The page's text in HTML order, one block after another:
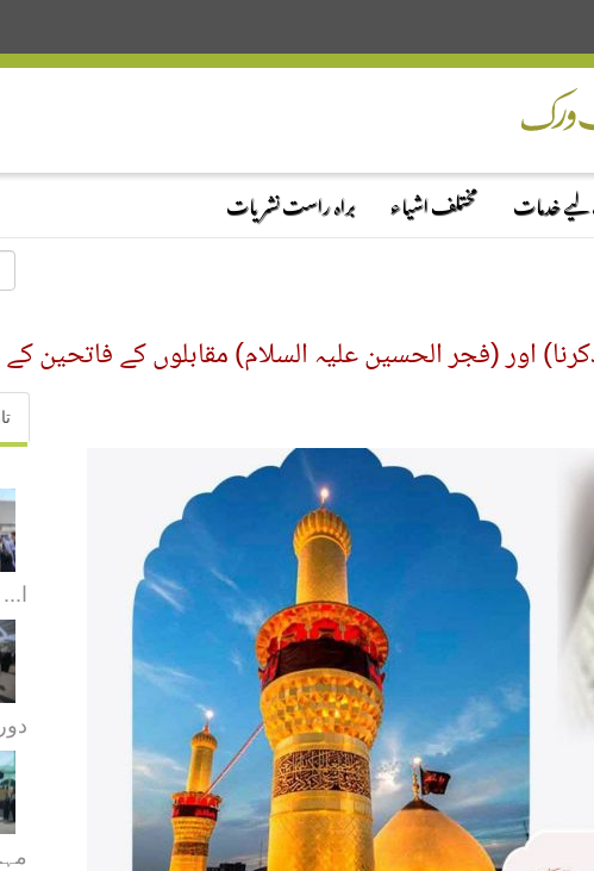
خدمات مختلف اشیاء براہ راست نشریات
اور (فجر الحسین علیہ السلام) مقابلوں کے فاتحین کے
ا...